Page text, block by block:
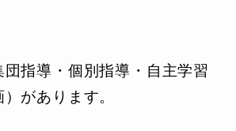
指導・個別指導・自主学習
があります。